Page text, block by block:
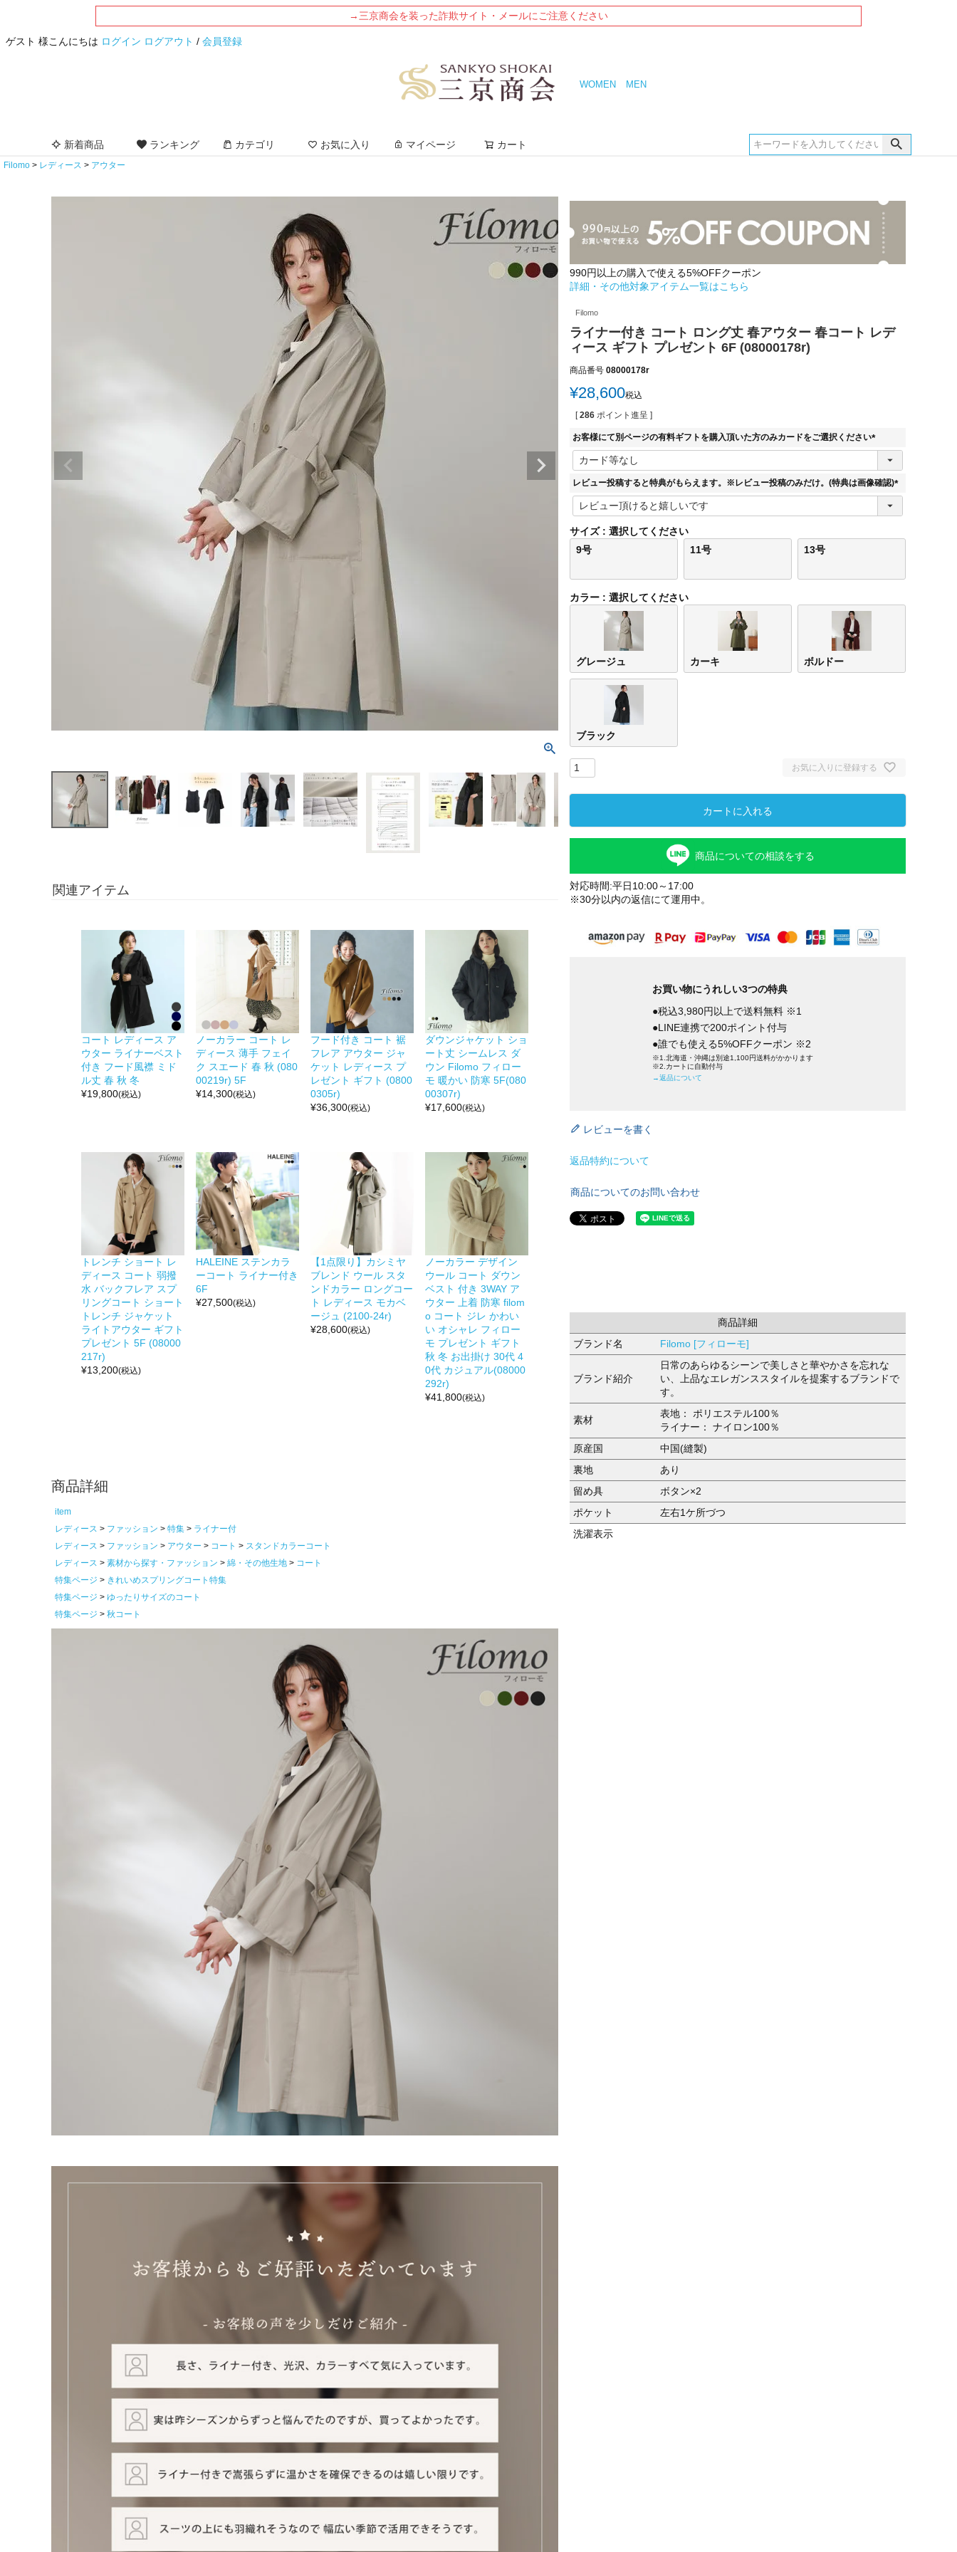
→三京商会を装った詐欺サイト・メールにご注意ください
ゲスト 様こんにちは ログイン ログアウト / 会員登録
WOMEN MEN
新着商品 ランキング カテゴリ お気に入り マイページ カート
Filomo レディース アウター
関連アイテム
コート レディース ア
ウター ライナーベスト
付き フード風襟 ミド
ル丈 春 秋 冬
¥19,800(税込)
ノーカラー コート レ
ディース 薄手 フェイ
ク スエード 春 秋 (080
00219r) 5F
¥14,300(税込)
フード付き コート 裾
フレア アウター ジャ
ケット レディース プ
レゼント ギフト (0800
0305r)
¥36,300(税込)
ダウンジャケット ショ
ート丈 シームレス ダ
ウン Filomo フィロー
モ 暖かい 防寒 5F(080
00307r)
¥17,600(税込)
トレンチ ショート レ
ディース コート 弱撥
水 バックフレア スプ
リングコート ショート
トレンチ ジャケット
ライトアウター ギフト
プレゼント 5F (08000
217r)
¥13,200(税込)
HALEINE ステンカラ
ーコート ライナー付き
6F
¥27,500(税込)
【1点限り】カシミヤ
ブレンド ウール スタ
ンドカラー ロングコー
ト レディース モカベ
ージュ (2100-24r)
¥28,600(税込)
ノーカラー デザイン
ウール コート ダウン
ベスト 付き 3WAY ア
ウター 上着 防寒 filom
o コート ジレ かわい
い オシャレ フィロー
モ プレゼント ギフト
秋 冬 お出掛け 30代 4
0代 カジュアル(08000
292r)
¥41,800(税込)
商品詳細
item
レディース
ファッション 特集
ライナー付
レディース
ファッション アウター コート
スタンドカラーコート
レディース
素材から探す・ファッション 綿・その他生地
コート
特集ページ
きれいめスプリングコート特集
特集ページ
ゆったりサイズのコート
特集ページ
秋コート
990円以上の購入で使える5%OFFクーポン
詳細・その他対象アイテム一覧はこちら
Filomo
ライナー付き コート ロング丈 春アウター 春コート レデ
ィース ギフト プレゼント 6F (08000178r)
商品番号 08000178r
¥28,600税込
[ 286 ポイント進呈 ]
お客様にて別ページの有料ギフトを購入頂いた方のみカードをご選択ください
(
須
レビュー投稿すると特典がもらえます。※レビュー投稿のみだけ。(特典は画像確認)
(
)
サイズ
選択してください
9号
11号 13号
カラー 選択してください
グレージュ カーキ ボルドー
ブラック
お気に入りに登録する
カートに入れる
商品についての相談をする
対応時間:平日10:00～17:00
※30分以内の返信にて運用中。
お買い物にうれしい3つの特典
●税込3,980円以上で送料無料 ※1
●LINE連携で200ポイント付与
●誰でも使える5%OFFクーポン ※2
※1.北海道・沖縄は別途1,100円送料がかかります
※2.カートに自動付与
→返品について
レビューを書く
返品特約について
商品についてのお問い合わせ
商品詳細
ブランド名
Filomo [フィローモ]
ブランド紹介
日常のあらゆるシーンで美しさと華やかさを忘れな
い、上品なエレガンススタイルを提案するブランドで
す。
素材
表地： ポリエステル100％
ライナー： ナイロン100％
原産国
中国(縫製)
裏地
あり
留め具
ボタン×2
ポケット
左右1ケ所づつ
洗濯表示